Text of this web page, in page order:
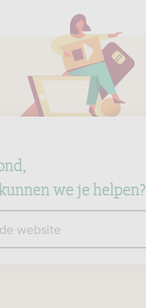
we je helpen?
website